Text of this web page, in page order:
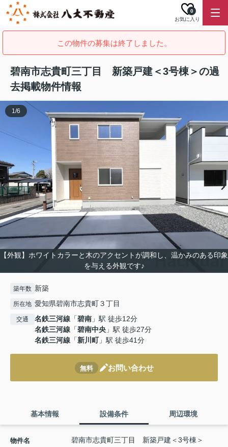
お気に入り
0
この物件の募集は終了しました。
碧南市志貴町三丁目 新築戸建＜3号棟＞の過
去掲載物件情報
【外観】ホワイトカラーと木のアクセントが調和し、温かみのある印象
を与える外観です♪
1/6
築年数 新築
所在地 愛知県碧南市志貴町３丁目
交通 名鉄三河線 「碧南 」駅 徒歩12分
名鉄三河線 「碧南中央 」駅 徒歩27分
名鉄三河線 「新川町」駅 徒歩41分
無料 お問い合わせ
基本情報 設備条件 周辺環境
物件名 碧南市志貴町三丁目 新築戸建＜3号棟＞